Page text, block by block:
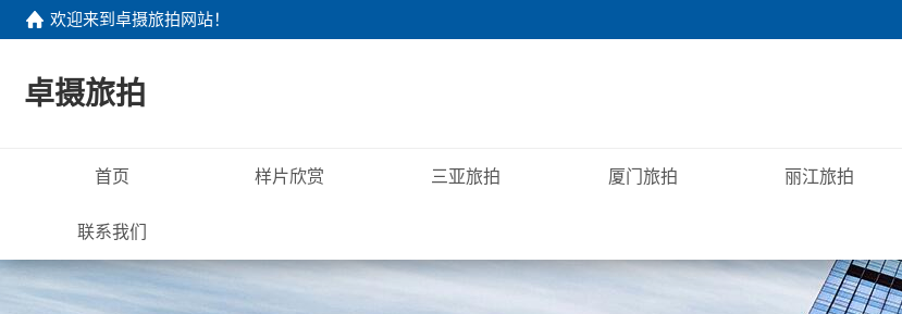
欢迎来到 卓摄旅拍网站！
卓摄旅拍
首页 样片欣赏 三亚旅拍 厦门旅拍 丽江旅拍
联系我们